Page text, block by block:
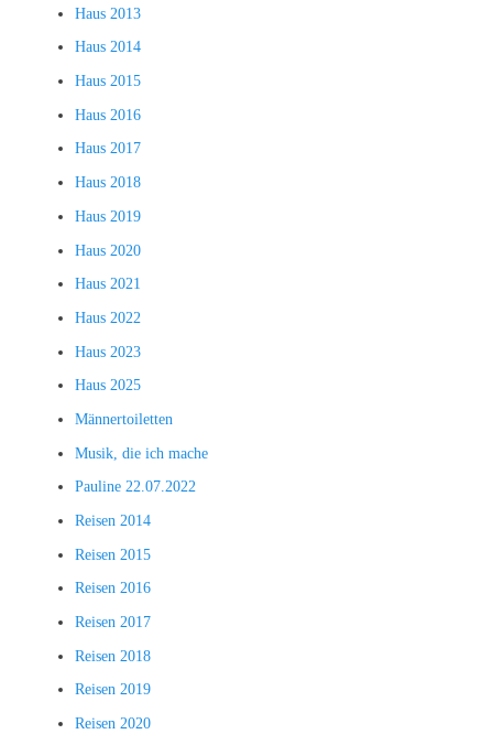
Haus 2013
Haus 2014
Haus 2015
Haus 2016
Haus 2017
Haus 2018
Haus 2019
Haus 2020
Haus 2021
Haus 2022
Haus 2023
Haus 2025
Männertoiletten
Musik, die ich mache
Pauline 22.07.2022
Reisen 2014
Reisen 2015
Reisen 2016
Reisen 2017
Reisen 2018
Reisen 2019
Reisen 2020